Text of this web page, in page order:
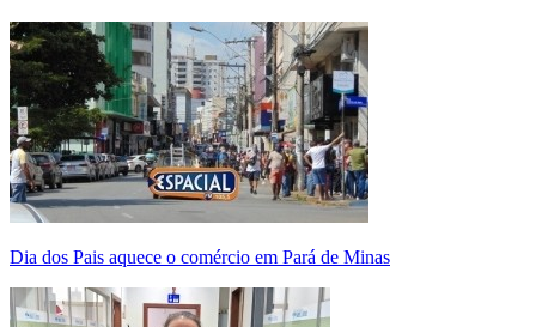
Dia dos Pais aquece o comércio em Pará de Minas